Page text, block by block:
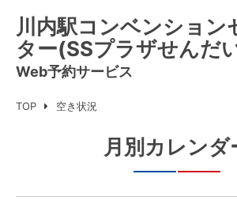
川内駅コンベンション
ター(SSプラザせんだ
Web予約サービス
TOP 空き状況
月別カレンダ